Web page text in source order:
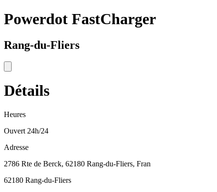
Powerdot FastCharger
Rang-du-Fliers
Détails
Heures
Ouvert 24h/24
Adresse
2786 Rte de Berck, 62180 Rang-du-Fliers, Fran
62180 Rang-du-Fliers